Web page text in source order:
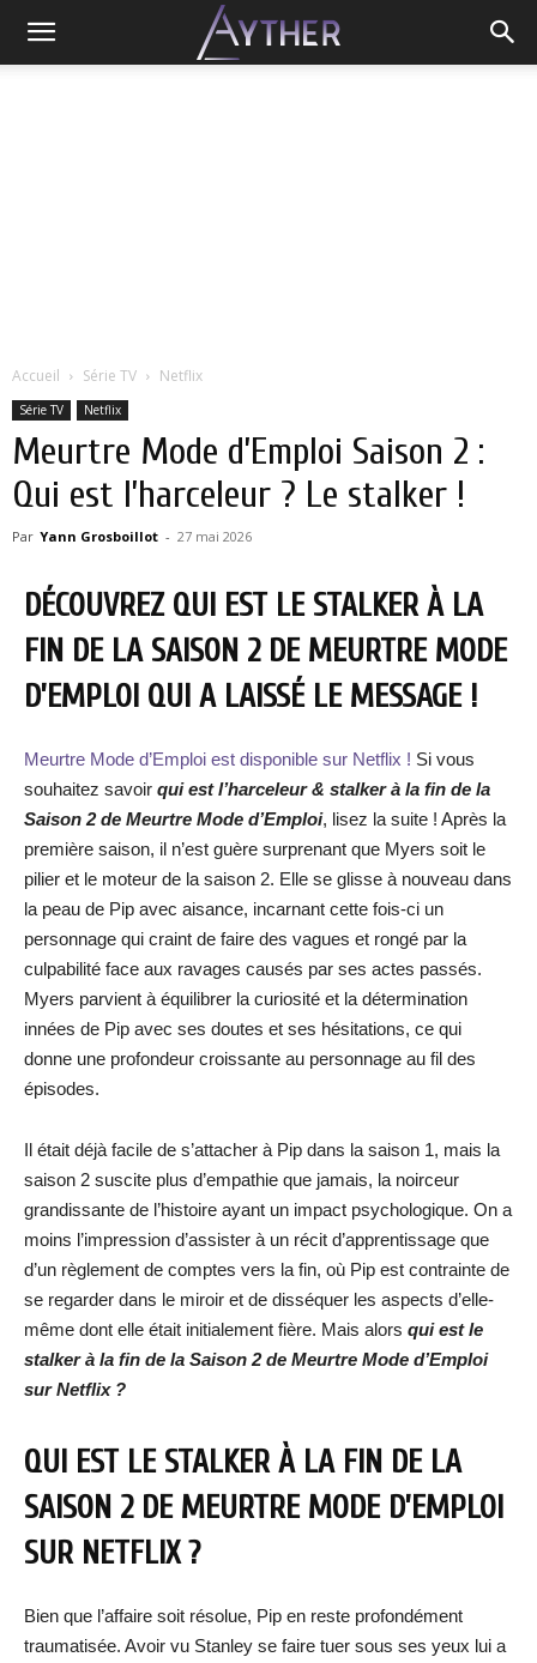
Accueil Série TV Netflix
Série TV Netflix
Meurtre Mode d’Emploi Saison 2 :
Qui est l’harceleur ? Le stalker !
Par Yann Grosboillot - 27 mai 2026
DÉCOUVREZ QUI EST LE STALKER À LA
FIN DE LA SAISON 2 DE MEURTRE MODE
D’EMPLOI QUI A LAISSÉ LE MESSAGE !
Meurtre Mode d’Emploi est disponible sur Netflix ! Si vous
souhaitez savoir qui est l’harceleur & stalker à la fin de la
Saison 2 de Meurtre Mode d’Emploi, lisez la suite ! Après la
première saison, il n’est guère surprenant que Myers soit le
pilier et le moteur de la saison 2. Elle se glisse à nouveau dans
la peau de Pip avec aisance, incarnant cette fois-ci un
personnage qui craint de faire des vagues et rongé par la
culpabilité face aux ravages causés par ses actes passés.
Myers parvient à équilibrer la curiosité et la détermination
innées de Pip avec ses doutes et ses hésitations, ce qui
donne une profondeur croissante au personnage au fil des
épisodes.
Il était déjà facile de s’attacher à Pip dans la saison 1, mais la
saison 2 suscite plus d’empathie que jamais, la noirceur
grandissante de l’histoire ayant un impact psychologique. On a
moins l’impression d’assister à un récit d’apprentissage que
d’un règlement de comptes vers la fin, où Pip est contrainte de
se regarder dans le miroir et de disséquer les aspects d’elle-
même dont elle était initialement fière. Mais alors qui est le
stalker à la fin de la Saison 2 de Meurtre Mode d’Emploi
sur Netflix ?
QUI EST LE STALKER À LA FIN DE LA
SAISON 2 DE MEURTRE MODE D’EMPLOI
SUR NETFLIX ?
Bien que l’affaire soit résolue, Pip en reste profondément
traumatisée. Avoir vu Stanley se faire tuer sous ses yeux lui a